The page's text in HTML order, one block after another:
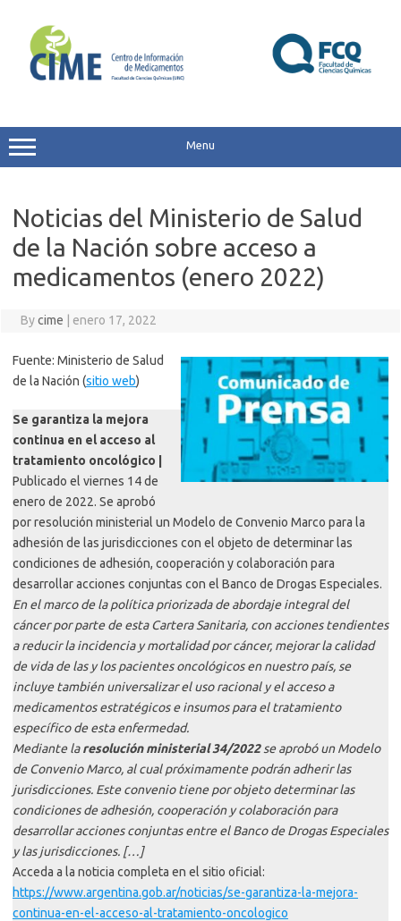
content
Menu
Noticias del Ministerio de Salud
de la Nación sobre acceso a
medicamentos (enero 2022)
Bycime enero 17, 2022
Fuente: Ministerio de Salud
de la Nación (sitio web)
Se garantiza la mejora
continua en el acceso al
tratamiento oncológico |
Publicado el viernes 14 de
enero de 2022. Se aprobó
por resolución ministerial un Modelo de Convenio Marco para la
adhesión de las jurisdicciones con el objeto de determinar las
condiciones de adhesión, cooperación y colaboración para
desarrollar acciones conjuntas con el Banco de Drogas Especiales.
En el marco de la política priorizada de abordaje integral del
cáncer por parte de esta Cartera Sanitaria, con acciones tendientes
a reducir la incidencia y mortalidad por cáncer, mejorar la calidad
de vida de las y los pacientes oncológicos en nuestro país, se
incluye también universalizar el uso racional y el acceso a
medicamentos estratégicos e insumos para el tratamiento
específico de esta enfermedad.
Mediante laresolución ministerial 34/2022se aprobó un Modelo
de Convenio Marco, al cual próximamente podrán adherir las
jurisdicciones. Este convenio tiene por objeto determinar las
condiciones de adhesión, cooperación y colaboración para
desarrollar acciones conjuntas entre el Banco de Drogas Especiales
y las jurisdicciones. […]
Acceda a la noticia completa en el sitio oficial:
https://www.argentina.gob.ar/noticias/se-garantiza-la-mejora-
continua-en-el-acceso-al-tratamiento-oncologico